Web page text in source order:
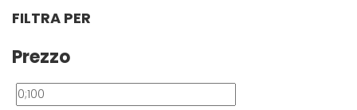
FILTRA PER
Prezzo